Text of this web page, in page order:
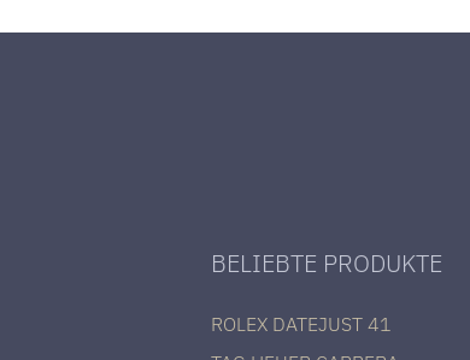
BELIEBTE PRODUKTE
ROLEX DATEJUST 41